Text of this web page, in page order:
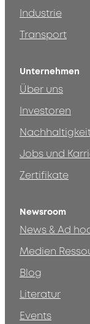
Industrie
Transport
Unternehmen
Über uns
Investoren
Jobs und
Zertifikate
Newsroom
News & Ad
Medien
Blog
Literatur
Events